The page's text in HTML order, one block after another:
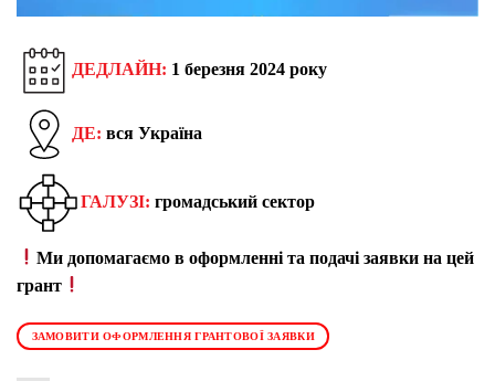
ДЕДЛАЙН: 1 березня 2024 року
ДЕ: вся Україна
ГАЛУЗІ: громадський сектор
Ми допомагаємо в оформленні та подачі заявки на цей
грант
ЗАМОВИТИ ОФОРМЛЕННЯ ГРАНТОВОЇ ЗАЯВКИ